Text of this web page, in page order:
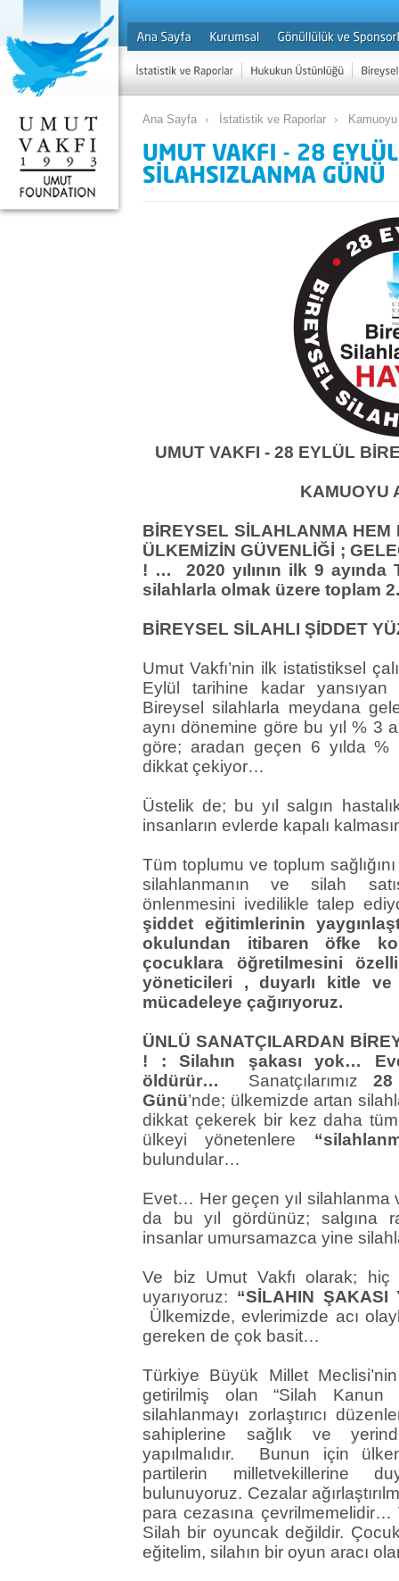
Ana Sayfa İstatistik ve Raporlar Kamuoyu
UMUT VAKFI - 28 EYLÜL
KAMUOYU
BİREYSEL SİLAHLANMA HEM
ÜLKEMİZİN GÜVENLİĞİ ;
! …
2020 yılının ilk 9
silahlarla olmak üzere toplam
BİREYSEL SİLAHLI ŞİDDET
Umut Vakfı’nin ilk istatistiksel
Eylül tarihine kadar yansıyan
Bireysel silahlarla meydana
aynı dönemine göre bu yıl % 3
göre; aradan geçen 6 yılda %
dikkat çekiyor…
Üstelik de; bu yıl salgın
insanların evlerde kapalı
Tüm toplumu ve toplum
silahlanmanın ve silah
önlenmesini ivedilikle talep
şiddet eğitimlerinin
okulundan itibaren öfke
çocuklara öğretilmesini
yöneticileri , duyarlı kitle ve
mücadeleye çağırıyoruz.
ÜNLÜ SANATÇILARDAN
! : Silahın şakası yok…
öldürür… Sanatçılarımız 28
Günü’nde; ülkemizde artan
dikkat çekerek bir kez daha
ülkeyi yönetenlere
bulundular…
Evet… Her geçen yıl silahlanma
da bu yıl gördünüz; salgına
insanlar umursamazca yine
Ve biz Umut Vakfı olarak; hiç
uyarıyoruz: “SİLAHIN
Ülkemizde, evlerimizde acı
gereken de çok basit…
Türkiye Büyük Millet
getirilmiş olan “Silah Kanun
silahlanmayı zorlaştırıcı
sahiplerine sağlık ve
yapılmalıdır. Bunun için
partilerin milletvekillerine
bulunuyoruz. Cezalar
para cezasına
Silah bir oyuncak değildir.
eğitelim, silahın bir oyun aracı